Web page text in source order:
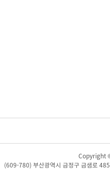
Copyright
(609-780) 부산광역시 금정구 금샘로